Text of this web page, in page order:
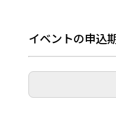
【大阪府堺市堺区
ゃ教室(堺市人権
す堺)
イベントの申込